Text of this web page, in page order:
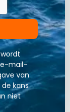
e-mail-
van
kans
niet